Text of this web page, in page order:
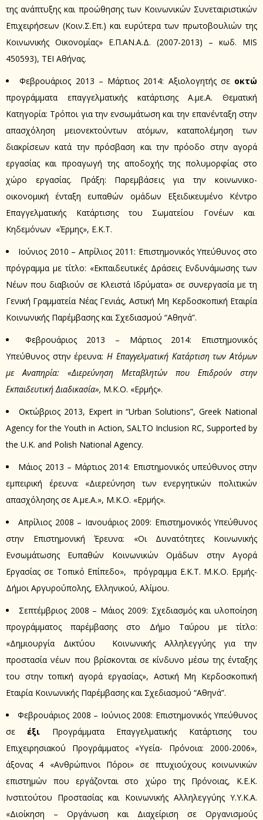
της ανάπτυξης και προώθησης των Κοινωνικών Συνεταιριστικών
Επιχειρήσεων (Κοιν.Σ.Επ.) και ευρύτερα των πρωτοβουλιών της
Κοινωνικής Οικονομίας» Ε.Π.ΑΝ.Α.Δ. (2007-2013) – κωδ. MIS
450593), ΤΕΙ Αθήνας.
Φεβρουάριος 2013 – Μάρτιος 2014: Αξιολογητής σε οκτώ
προγράμματα επαγγελματικής κατάρτισης Α.με.Α. Θεματική
Κατηγορία: Τρόποι για την ενσωμάτωση και την επανένταξη στην
απασχόληση μειονεκτούντων ατόμων, καταπολέμηση των
διακρίσεων κατά την πρόσβαση και την πρόοδο στην αγορά
εργασίας και προαγωγή της αποδοχής της πολυμορφίας στο
χώρο εργασίας. Πράξη: Παρεμβάσεις για την κοινωνικο-
οικονομική ένταξη ευπαθών ομάδων Εξειδικευμένο Κέντρο
Επαγγελματικής Κατάρτισης του Σωματείου Γονέων και
Κηδεμόνων «Έρμης», Ε.Κ.Τ.
Ιούνιος 2010 – Απρίλιος 2011: Επιστημονικός Υπεύθυνος στο
πρόγραμμα με τίτλο: «Εκπαιδευτικές Δράσεις Ενδυνάμωσης των
Νέων που διαβιούν σε Κλειστά Ιδρύματα» σε συνεργασία με τη
Γενική Γραμματεία Νέας Γενιάς, Αστική Μη Κερδοσκοπική Εταιρία
Κοινωνικής Παρέμβασης και Σχεδιασμού “Αθηνά”.
Φεβρουάριος 2013 – Μάρτιος 2014: Επιστημονικός
Υπεύθυνος στην έρευνα:Η Επαγγελματική Κατάρτιση των Ατόμων
με Αναπηρία: «Διερεύνηση Μεταβλητών που Επιδρούν στην
Εκπαιδευτική Διαδικασία», Μ.Κ.Ο. «Ερμής».
Οκτώβριος 2013, Expert in “Urban Solutions”, Greek National
Agency for the Youth in Action, SALTO Inclusion RC, Supported by
the U.K. and Polish National Agency.
Μάιος 2013 – Μάρτιος 2014: Επιστημονικός υπεύθυνος στην
εμπειρική έρευνα: «Διερεύνηση των ενεργητικών πολιτικών
απασχόλησης σε Α.με.Α.», Μ.Κ.Ο. «Ερμής».
Απρίλιος 2008 – Ιανουάριος 2009: Επιστημονικός Υπεύθυνος
στην Επιστημονική Έρευνα: «Οι Δυνατότητες Κοινωνικής
Ενσωμάτωσης Ευπαθών Κοινωνικών Ομάδων στην Αγορά
Εργασίας σε Τοπικό Επίπεδο», πρόγραμμα Ε.Κ.Τ. Μ.Κ.Ο. Ερμής-
Δήμοι Αργυρούπολης, Ελληνικού, Αλίμου.
Σεπτέμβριος 2008 – Μάιος 2009: Σχεδιασμός και υλοποίηση
προγράμματος παρέμβασης στο Δήμο Ταύρου με τίτλο:
«Δημιουργία Δικτύου Κοινωνικής Αλληλεγγύης για την
προστασία νέων που βρίσκονται σε κίνδυνο μέσω της ένταξης
του στην τοπική αγορά εργασίας», Αστική Μη Κερδοσκοπική
Εταιρία Κοινωνικής Παρέμβασης και Σχεδιασμού “Αθηνά”.
Φεβρουάριος 2008 – Ιούνιος 2008: Επιστημονικός Υπεύθυνος
σεέξι Προγράμματα Επαγγελματικής Κατάρτισης του
Επιχειρησιακού Προγράμματος «Υγεία- Πρόνοια: 2000-2006»,
άξονας 4 «Ανθρώπινοι Πόροι» σε πτυχιούχους κοινωνικών
επιστημών που εργάζονται στο χώρο της Πρόνοιας, Κ.Ε.Κ.
Ινστιτούτου Προστασίας και Κοινωνικής Αλληλεγγύης Υ.Υ.Κ.Α.
«Διοίκηση – Οργάνωση και Διαχείριση σε Οργανισμούς